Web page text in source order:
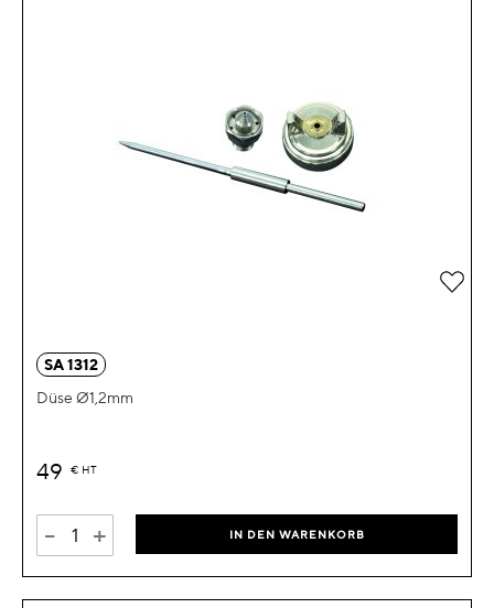
SA 1312
Düse Ø1,2mm
49 € HT
- + IN DEN WARENKORB
Zur